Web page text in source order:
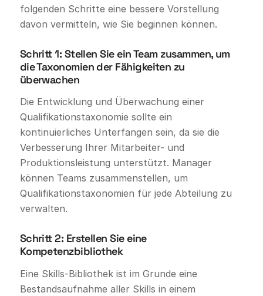
folgenden Schritte eine bessere Vorstellung
davon vermitteln, wie Sie beginnen können.
Schritt 1: Stellen Sie ein Team zusammen, um
die Taxonomien der Fähigkeiten zu
überwachen
Die Entwicklung und Überwachung einer
Qualifikationstaxonomie sollte ein
kontinuierliches Unterfangen sein, da sie die
Verbesserung Ihrer Mitarbeiter- und
Produktionsleistung unterstützt. Manager
können Teams zusammenstellen, um
Qualifikationstaxonomien für jede Abteilung zu
verwalten.
Schritt 2: Erstellen Sie eine
Kompetenzbibliothek
Eine Skills-Bibliothek ist im Grunde eine
Bestandsaufnahme aller Skills in einem